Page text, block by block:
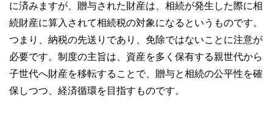
に済みますが、贈与された財産は、相続が発生した際に相
続財産に算入されて相続税の対象になるというものです。
つまり、納税の先送りであり、免除ではないことに注意が
必要です。制度の主旨は、資産を多く保有する親世代から
子世代へ財産を移転することで、贈与と相続の公平性を確
保しつつ、経済循環を目指すものです。